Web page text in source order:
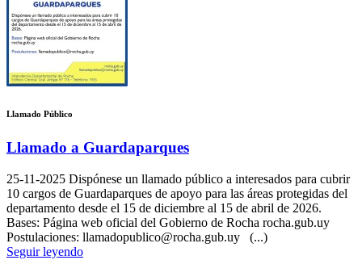
Llamado Público
Llamado a Guardaparques
25-11-2025 Dispónese un llamado público a interesados para cubrir
10 cargos de Guardaparques de apoyo para las áreas protegidas del
departamento desde el 15 de diciembre al 15 de abril de 2026.
Bases: Página web oficial del Gobierno de Rocha rocha.gub.uy
Postulaciones: llamadopublico@rocha.gub.uy (...)
Seguir leyendo